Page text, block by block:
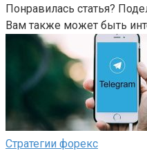
Понравилась статья?
Вам также может быть
Стратегии форекс